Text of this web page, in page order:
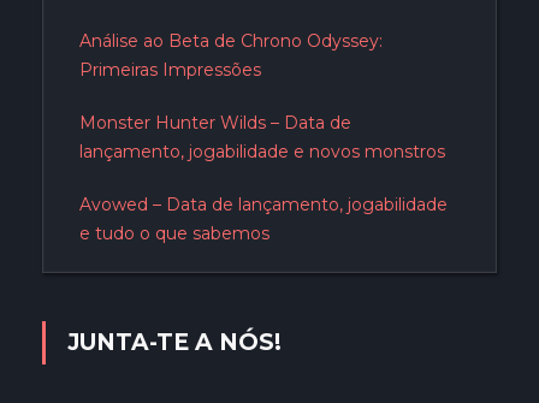
Análise ao Beta de Chrono Odyssey:
Primeiras Impressões
Monster Hunter Wilds – Data de
lançamento, jogabilidade e novos monstros
Avowed – Data de lançamento, jogabilidade
e tudo o que sabemos
JUNTA-TE A NÓS!